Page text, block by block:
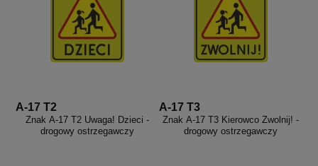
A-17 T2
Znak A-17 T2 Uwaga! Dzieci -
drogowy ostrzegawczy
A-17 T3
Znak A-17 T3 Kierowco Zwolnij! -
drogowy ostrzegawczy